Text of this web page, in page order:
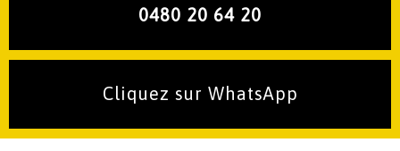
0480 20 64 20
Cliquez sur WhatsApp